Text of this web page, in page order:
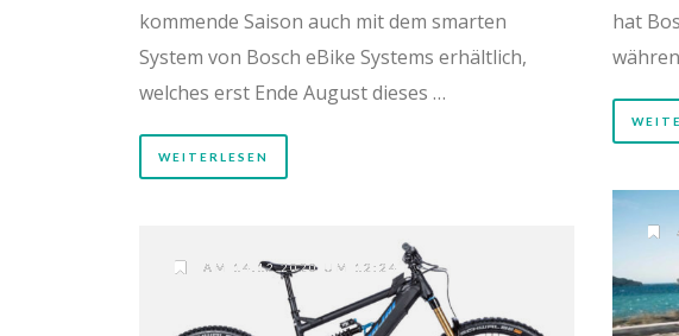
kommende Saison auch mit dem smarten
System von Bosch eBike Systems erhältlich,
welches erst Ende August dieses …
WEITERLESEN
hat
AM 14.12.2020 UM 12:24